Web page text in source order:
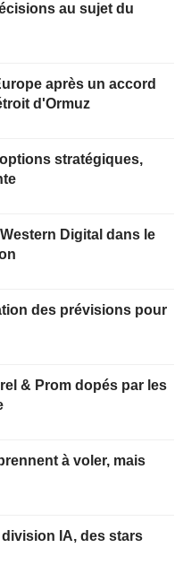
au sujet du
après un accord
d'Ormuz
stratégiques,
Digital dans le
des prévisions pour
& Prom dopés par les
à voler, mais
IA, des stars